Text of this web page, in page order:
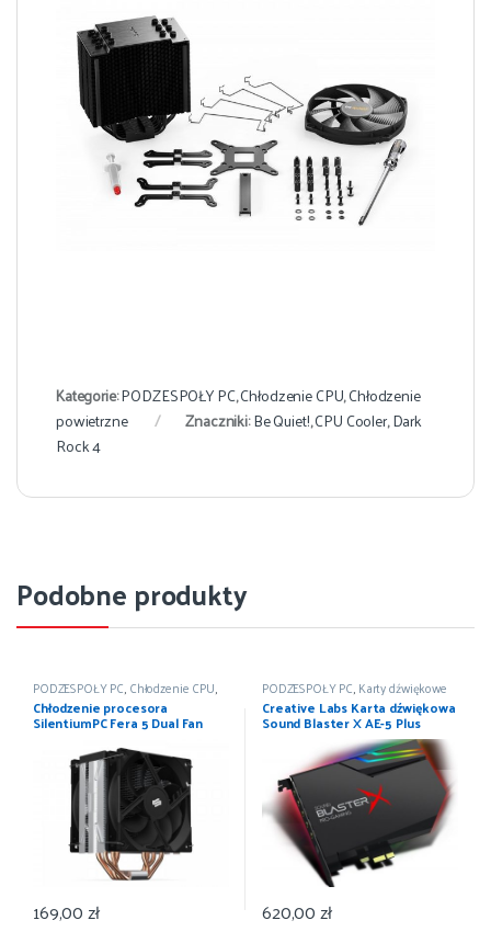
Kategorie:PODZESPOŁY PC,Chłodzenie CPU,Chłodzenie
powietrzne
Znaczniki:Be Quiet!,CPU Cooler,Dark
Rock 4
Podobne produkty
PODZESPOŁY PC, Chłodzenie CPU,
Chłodzenie powietrzne
Chłodzenie procesora
SilentiumPC Fera 5 Dual Fan
169,00zł
PODZESPOŁY PC, Karty dźwiękowe
wewnętrzne
Creative Labs Karta dźwiękowa
Sound Blaster X AE-5 Plus
620,00zł